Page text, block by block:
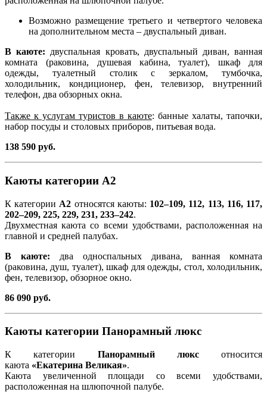
Возможно размещение третьего и четвертого человека
на дополнительном места – двуспальный диван.
В каюте: двуспальная кровать, двуспальный диван, ванная
комната (раковина, душевая кабина, туалет), шкаф для
одежды, туалетный столик с зеркалом, тумбочка,
холодильник, кондиционер, фен, телевизор, внутренний
телефон, два обзорных окна.
Также к услугам туристов в каюте: банные халаты, тапочки,
набор посуды и столовых приборов, питьевая вода.
138 590 руб.
Каюты категории А2
К категории А2 относятся каюты: 102–109, 112, 113, 116, 117,
202–209, 225, 229, 231, 233–242.
Двухместная каюта со всеми удобствами, расположенная на
главной и средней палубах.
В каюте: два односпальных дивана, ванная комната
(раковина, душ, туалет), шкаф для одежды, стол, холодильник,
фен, телевизор, обзорное окно.
86 090 руб.
Каюты категории Панорамный люкс
К категории Панорамный люксотносится
каюта «Екатерина Великая».
Каюта увеличенной площади со всеми удобствами,
расположенная на шлюпочной палубе.